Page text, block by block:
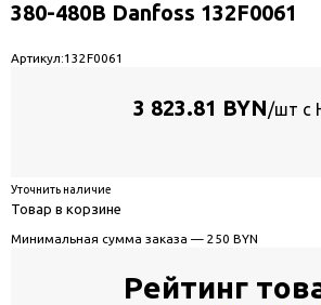
380-480В Danfoss 132F0061
Артикул:132F0061
3 823.81 BYN/шт с
Уточнить наличие
Товар в корзине
Минимальная сумма заказа — 250 BYN
Рейтинг